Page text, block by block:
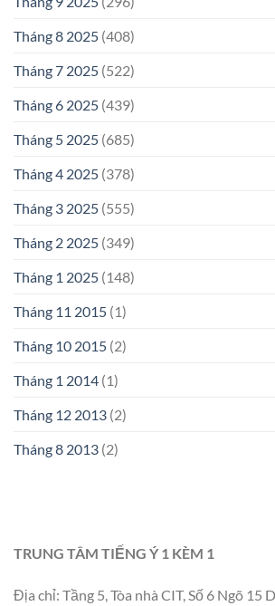
Tháng 8 2025 (408)
Tháng 7 2025 (522)
Tháng 6 2025 (439)
Tháng 5 2025 (685)
Tháng 4 2025 (378)
Tháng 3 2025 (555)
Tháng 2 2025 (349)
Tháng 1 2025 (148)
Tháng 11 2015 (1)
Tháng 10 2015 (2)
Tháng 1 2014 (1)
Tháng 12 2013 (2)
Tháng 8 2013 (2)
TRUNG TÂM TIẾNG Ý 1 KÈM 1
Địa chỉ: Tầng 5, Tòa nhà CIT, Số 6 Ngõ 15